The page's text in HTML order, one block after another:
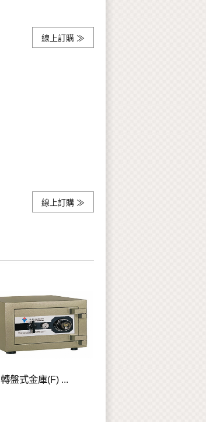
線上訂購 ≫
線上訂購 ≫
轉盤式金庫(F) ...